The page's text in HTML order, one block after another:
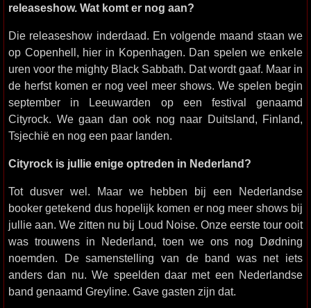
releaseshow. Wat komt er nog aan?
Die releaseshow inderdaad. En volgende maand staan we
op Copenhell, hier in Kopenhagen. Dan spelen we enkele
uren voor the mighty Black Sabbath. Dat wordt gaaf. Maar in
de herfst komen er nog veel meer shows. We spelen begin
september in Leeuwarden op een festival genaamd
Cityrock. We gaan dan ook nog naar Duitsland, Finland,
Tsjechië en nog een paar landen.
Cityrock is jullie enige optreden in Nederland?
Tot dusver wel. Maar we hebben bij een Nederlandse
booker getekend dus hopelijk komen er nog meer shows bij
jullie aan. We zitten nu bij Loud Noise. Onze eerste tour ooit
was trouwens in Nederland, toen we ons nog Dødning
noemden. De samenstelling van de band was net iets
anders dan nu. We speelden daar met een Nederlandse
band genaamd Greyline. Gave gasten zijn dat.